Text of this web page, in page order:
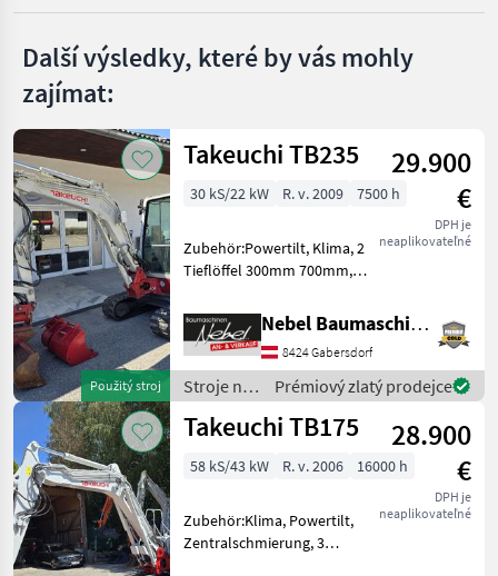
Marketplace Inzeráty
Manutention
Další výsledky, které by vás mohly
zajímat:
Použitý stroj
Takeuchi TB235
29.900
€
DPH je
neaplikovateľné
30 kS/22 kW R. v. 2009 7500 h
Zubehör:Powertilt, Klima, 2
Tieflöffel 300mm 700mm,
1200mm.Hydraulikpumpe
wurde bei
7000Std.Erneuert. Stroje na
stavbu mini bager
Nebel Baumaschinen
8424 Gabersdorf
Stroje na
stavbu /
Takeuchi
Prémiový zlatý prodejce
Takeuchi TB175
28.900
€
DPH je
neaplikovateľné
58 kS/43 kW R. v. 2006 16000 h
Zubehör:Klima, Powertilt,
Zentralschmierung, 3